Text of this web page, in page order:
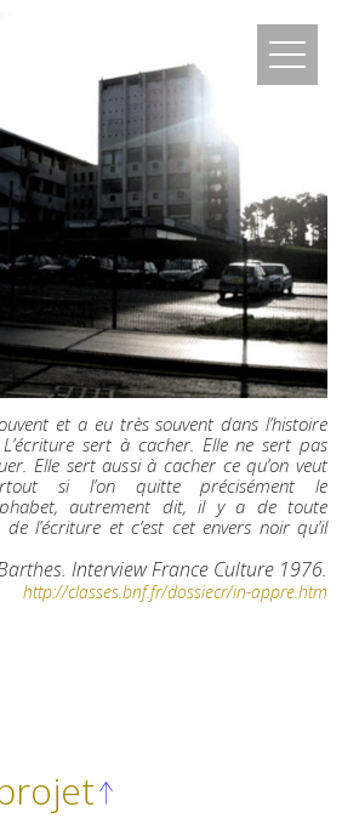
et a eu très souvent dans l’histoire
sert à cacher. Elle ne sert pas
Elle sert aussi à cacher ce qu’on veut
si l’on quitte précisément le
autrement dit, il y a de toute
l’écriture et c’est cet envers noir qu’il
Interview France Culture 1976.
http://classes.bnf.fr/dossiecr/in-appre.htm